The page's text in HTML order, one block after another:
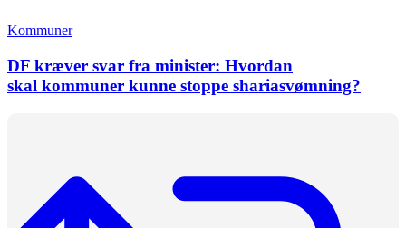
Kommuner
DF kræver svar fra minister: Hvordan
skal kommuner kunne stoppe shariasvømning?